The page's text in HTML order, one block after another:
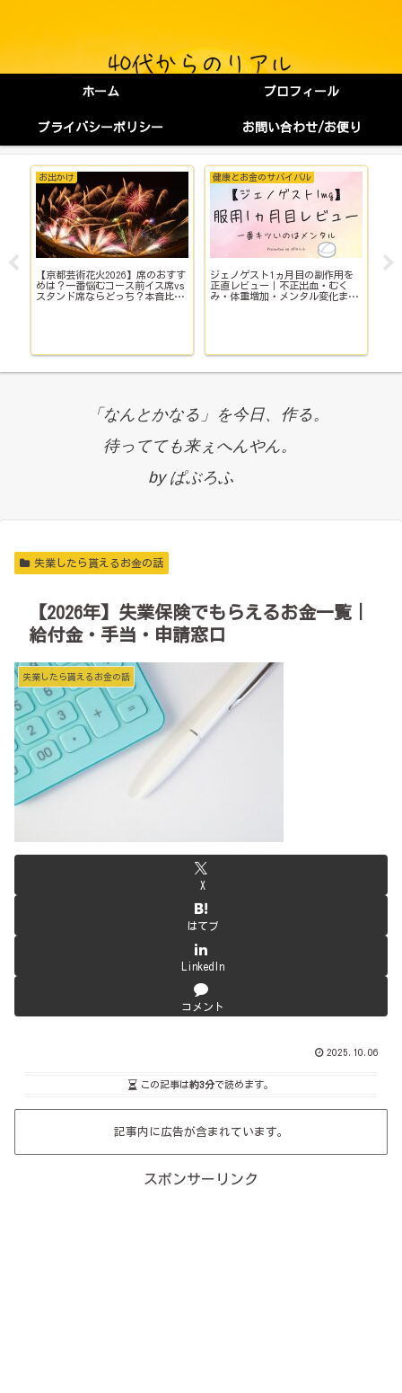
ホーム プロフィール
プライバシーポリシー お問い合わせ/お便り
お出かけ
【京都芸術花火2026】席のおすす
めは？一番悩むコース前イス席vs
スタンド席ならどっち？本音比
健康とお金のサバイバル
ジェノゲスト1ヵ月目の副作用を
正直レビュー｜不正出血・むく
み・体重増加・メンタル変化まで
「なんとかなる」を今日、作る。
待ってても来ぇへんやん。
by ぱぶろふ
失業したら貰えるお金の話
【2026年】失業保険でもらえるお金一覧｜
給付金・手当・申請窓口
失業したら貰えるお金の話
X
はてブ
LinkedIn
コメント
2025.10.06
この記事は約3分で読めます。
記事内に広告が含まれています。
スポンサーリンク